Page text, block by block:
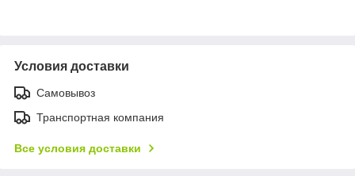
Условия доставки
Самовывоз
Транспортная компания
Все условия доставки